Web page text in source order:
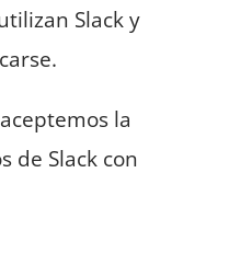
Slack y
la
de Slack con